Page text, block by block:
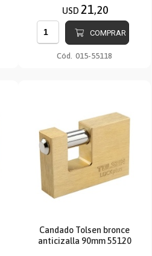
USD 21,20
COMPRAR
Cód. 015-55118
Candado Tolsen bronce
anticizalla 90mm 55120